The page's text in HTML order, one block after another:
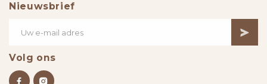
Nieuwsbrief
Volg ons